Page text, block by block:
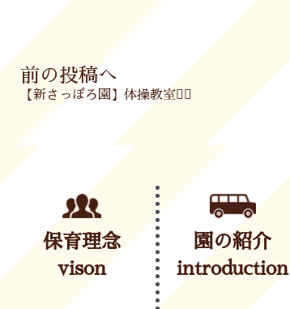
Prev
前の投稿へ
【新さっぽろ園】体操教室🤸‍♀️
保育理念
vison
園の紹介
introduction